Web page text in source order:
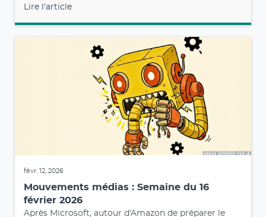
Lire l'article
févr. 12, 2026
Mouvements médias : Semaine du 16
février 2026
Après Microsoft, autour d'Amazon de préparer le